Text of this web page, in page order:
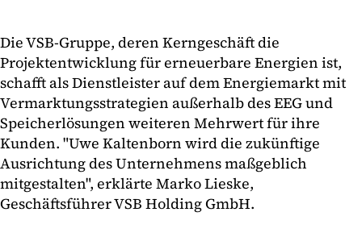
Die VSB-Gruppe, deren Kerngeschäft die
Projektentwicklung für erneuerbare Energien ist,
schafft als Dienstleister auf dem Energiemarkt mit
Vermarktungsstrategien außerhalb des EEG und
Speicherlösungen weiteren Mehrwert für ihre
Kunden. "Uwe Kaltenborn wird die zukünftige
Ausrichtung des Unternehmens maßgeblich
mitgestalten", erklärte Marko Lieske,
Geschäftsführer VSB Holding GmbH.